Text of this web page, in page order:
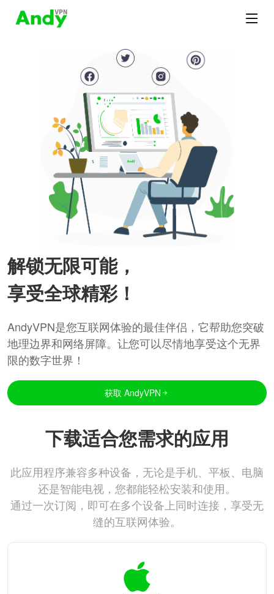
解锁无限可能，
享受全球精彩！
AndyVPN是您互联网体验的最佳伴侣，它帮助您突破
地理边界和网络屏障。让您可以尽情地享受这个无界
限的数字世界！
获取 AndyVPN
下载适合您需求的应用
此应用程序兼容多种设备，无论是手机、平板、电脑
还是智能电视，您都能轻松安装和使用。
通过一次订阅，即可在多个设备上同时连接，享受无
缝的互联网体验。